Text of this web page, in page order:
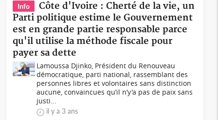
Info
Côte d'Ivoire : Cherté de la vie, un
Parti politique estime le Gouvernement
est en grande partie responsable parce
qu'il utilise la méthode fiscale pour
payer sa dette
Lamoussa Djinko, Président du Renouveau
démocratique, parti national, rassemblant des
personnes libres et volontaires sans distinction
aucune, convaincues qu’il n’y'a pas de paix sans
justi...
il y a 3 ans